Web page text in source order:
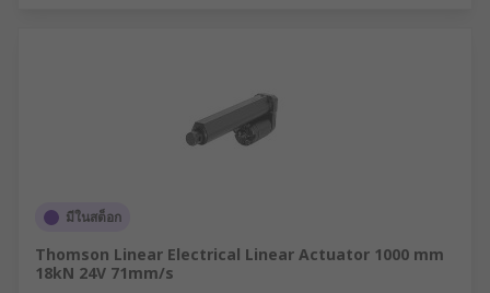
มีในสต็อก
Thomson Linear Electrical Linear Actuator 1000 mm
18kN 24V 71mm/s